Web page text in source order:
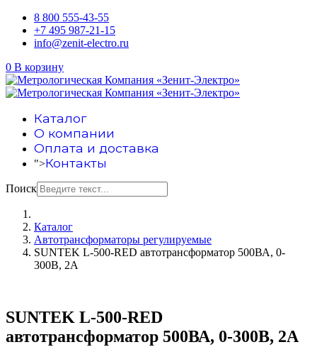
8 800 555-43-55
+7 495 987-21-15
info@zenit-electro.ru
0 В корзину
Каталог
О компании
Оплата и доставка
">Контакты
Поиск
Каталог
Автотрансформаторы регулируемые
SUNTEK L-500-RED автотрансформатор 500ВА, 0-
300В, 2А
SUNTEK L-500-RED
автотрансформатор 500ВА, 0-300В, 2А